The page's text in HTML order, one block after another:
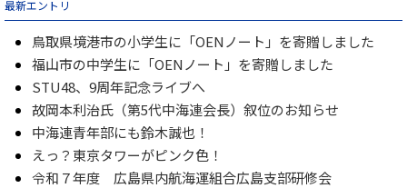
最新エントリ
鳥取県境港市の小学生に「OENノート」を寄贈しました
福山市の中学生に「OENノート」を寄贈しました
STU48、9周年記念ライブへ
故岡本利治氏（第5代中海連会長）叙位のお知らせ
中海連青年部にも鈴木誠也！
えっ？東京タワーがピンク色！
令和７年度 広島県内航海運組合広島支部研修会